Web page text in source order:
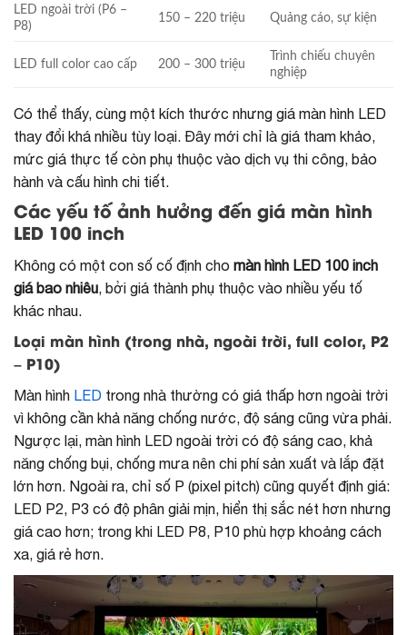
LED ngoài trời (P6 –
P8)
150 – 220 triệu Quảng cáo, sự kiện
LED full color cao cấp 200 – 300 triệu
Trình chiếu chuyên
nghiệp
Có thể thấy, cùng một kích thước nhưng giá màn hình LED
thay đổi khá nhiều tùy loại. Đây mới chỉ là giá tham khảo,
mức giá thực tế còn phụ thuộc vào dịch vụ thi công, bảo
hành và cấu hình chi tiết.
Các yếu tố ảnh hưởng đến giá màn hình
LED 100 inch
Không có một con số cố định cho màn hình LED 100 inch
giá bao nhiêu, bởi giá thành phụ thuộc vào nhiều yếu tố
khác nhau.
Loại màn hình (trong nhà, ngoài trời, full color, P2
– P10)
Màn hình LED trong nhà thường có giá thấp hơn ngoài trời
vì không cần khả năng chống nước, độ sáng cũng vừa phải.
Ngược lại, màn hình LED ngoài trời có độ sáng cao, khả
năng chống bụi, chống mưa nên chi phí sản xuất và lắp đặt
lớn hơn. Ngoài ra, chỉ số P (pixel pitch) cũng quyết định giá:
LED P2, P3 có độ phân giải mịn, hiển thị sắc nét hơn nhưng
giá cao hơn; trong khi LED P8, P10 phù hợp khoảng cách
xa, giá rẻ hơn.